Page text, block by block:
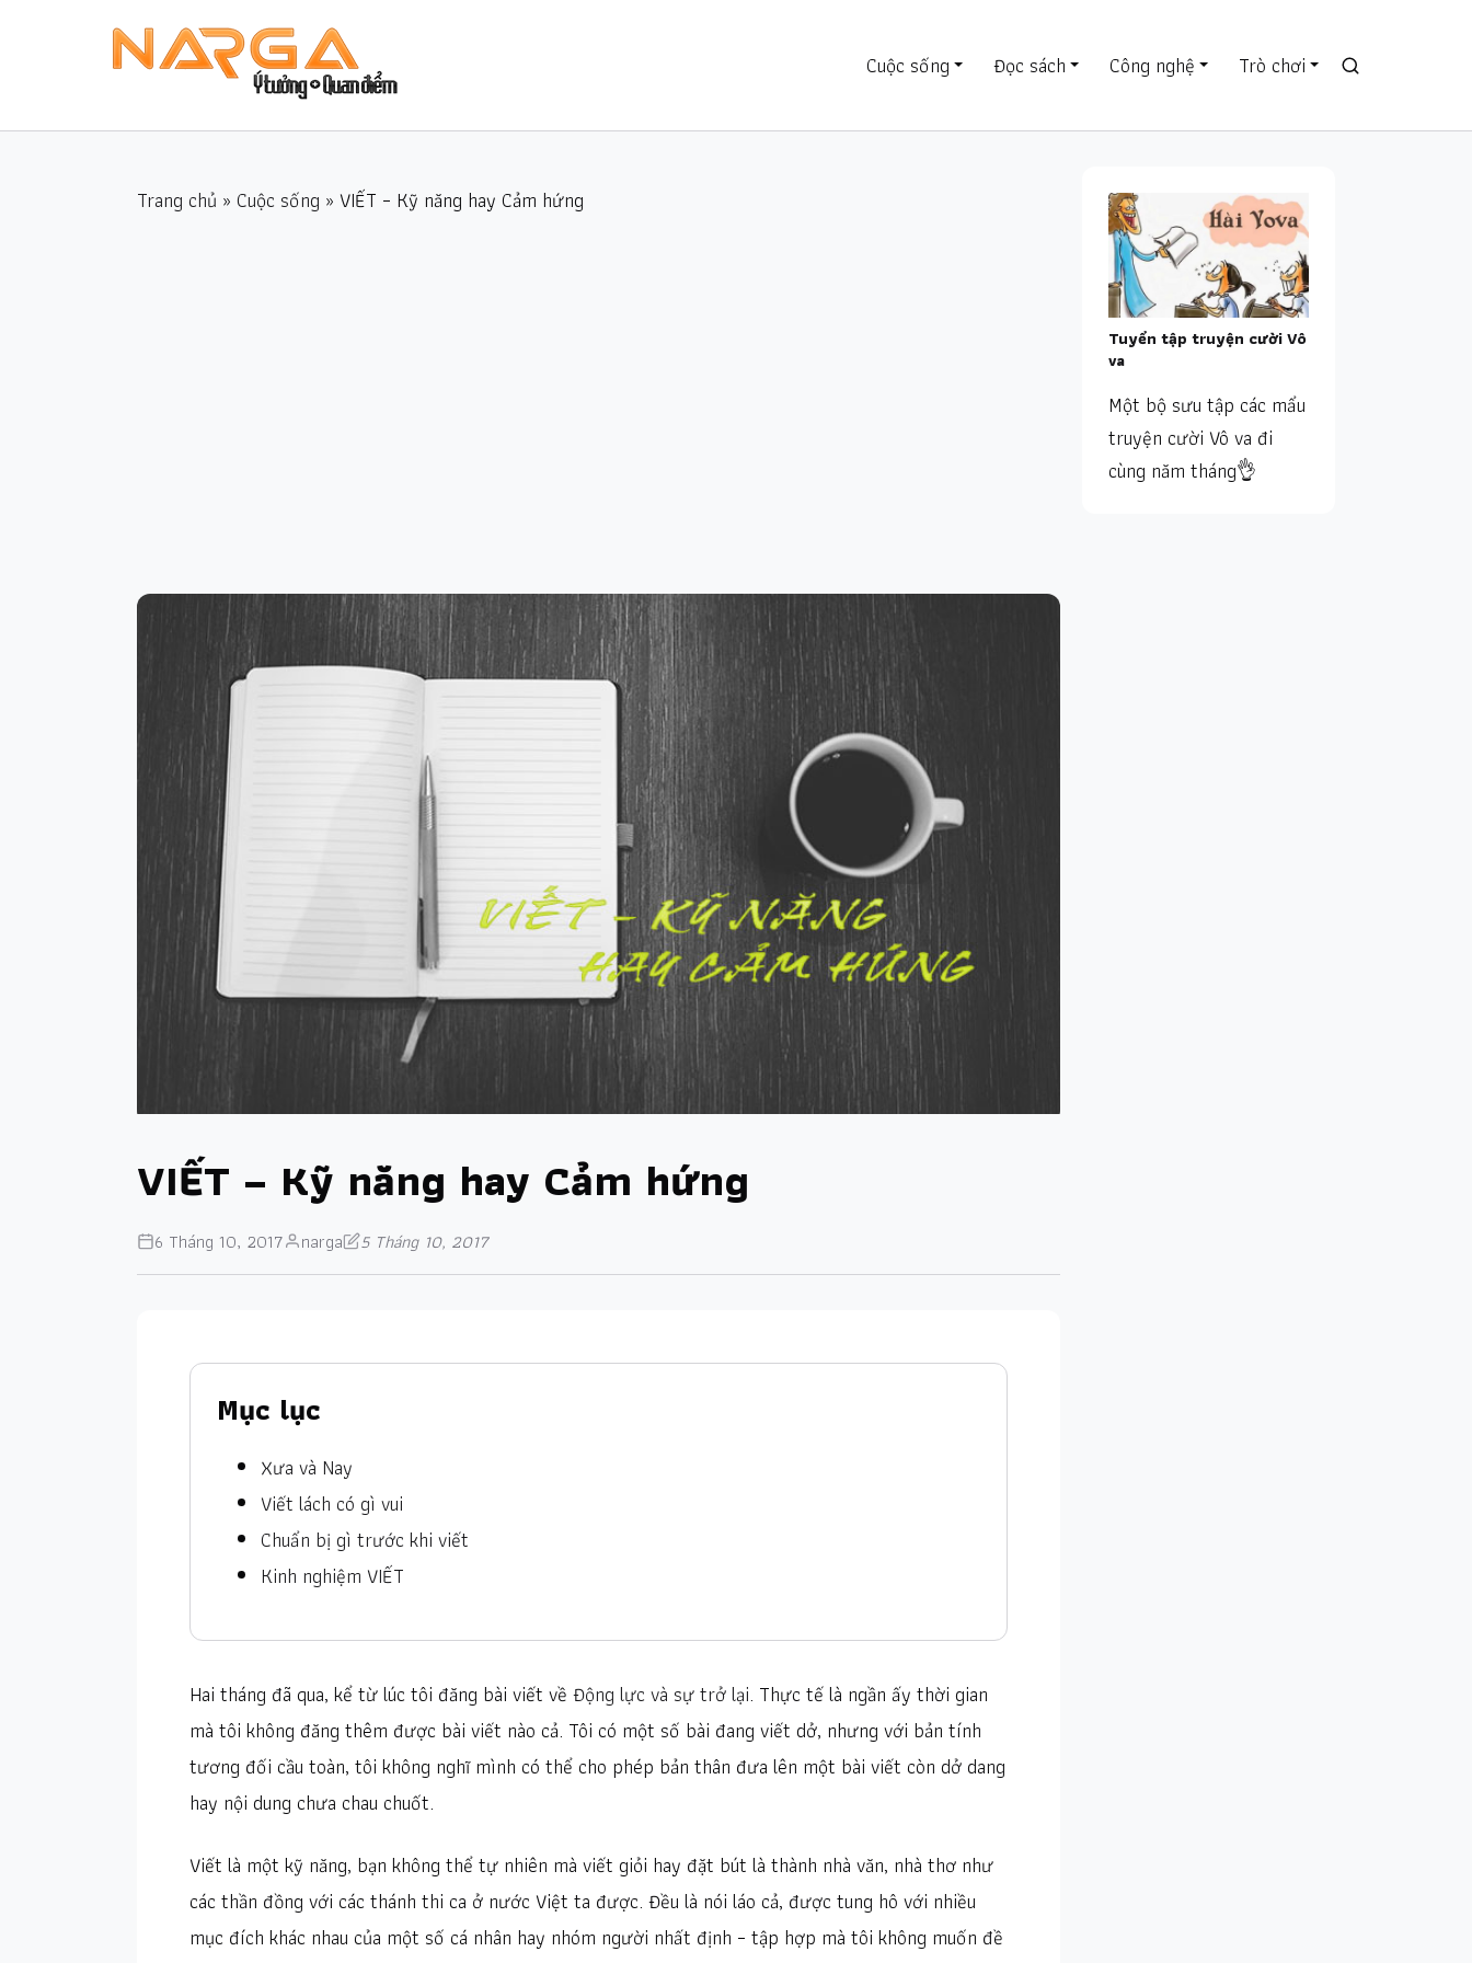
Cuộc sống Đọc sách Công nghệ Trò chơi
Trang chủ » Cuộc sống » VIẾT – Kỹ năng hay Cảm hứng
VIẾT – Kỹ năng hay Cảm hứng
6 Tháng 10, 2017 narga 5 Tháng 10, 2017
Mục lục
Xưa và Nay
Viết lách có gì vui
Chuẩn bị gì trước khi viết
Kinh nghiệm VIẾT
Hai tháng đã qua, kể từ lúc tôi đăng bài viết về Động lực và sự trở lại. Thực tế là ngần ấy thời gian
mà tôi không đăng thêm được bài viết nào cả. Tôi có một số bài đang viết dở, nhưng với bản tính
tương đối cầu toàn, tôi không nghĩ mình có thể cho phép bản thân đưa lên một bài viết còn dở dang
hay nội dung chưa chau chuốt.
Viết là một kỹ năng, bạn không thể tự nhiên mà viết giỏi hay đặt bút là thành nhà văn, nhà thơ như
các thần đồng với các thánh thi ca ở nước Việt ta được. Đều là nói láo cả, được tung hô với nhiều
mục đích khác nhau của một số cá nhân hay nhóm người nhất định – tập hợp mà tôi không muốn đề
Tuyển tập truyện cười Vô
va
Một bộ sưu tập các mẩu
truyện cười Vô va đi
cùng năm tháng👌